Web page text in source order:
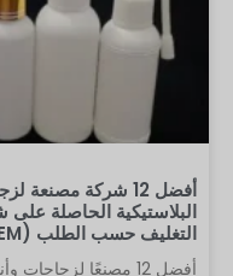
أفضل 12 شركة
التغليف حسب الطلب (OEM)
أفضل 12 مصنعًا